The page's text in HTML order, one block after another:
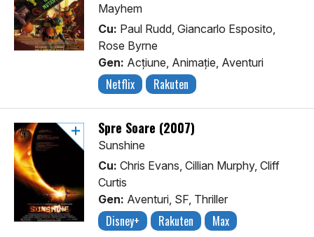
Mayhem
Cu: Paul Rudd, Giancarlo Esposito,
Rose Byrne
Gen: Acţiune, Animaţie, Aventuri
Netflix Rakuten
Spre Soare (2007)
Sunshine
Cu: Chris Evans, Cillian Murphy, Cliff
Curtis
Gen: Aventuri, SF, Thriller
Disney+ Rakuten Max